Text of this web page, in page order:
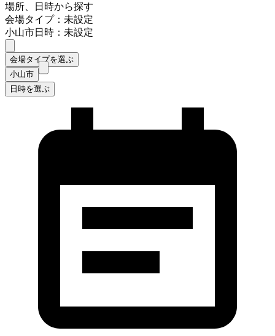
場所、日時から探す
会場タイプ：未設定
小山市日時：未設定
会場タイプを選ぶ
小山市
日時を選ぶ